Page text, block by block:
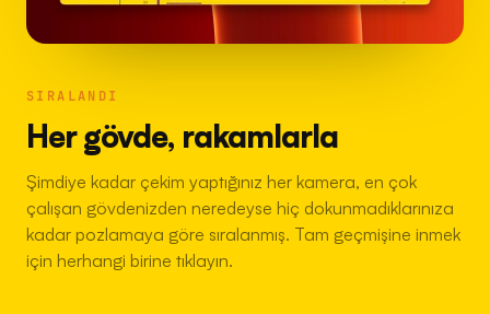
SIRALANDI
Her gövde, rakamlarla
Şimdiye kadar çekim yaptığınız her kamera, en çok
çalışan gövdenizden neredeyse hiç dokunmadıklarınıza
kadar pozlamaya göre sıralanmış. Tam geçmişine inmek
için herhangi birine tıklayın.